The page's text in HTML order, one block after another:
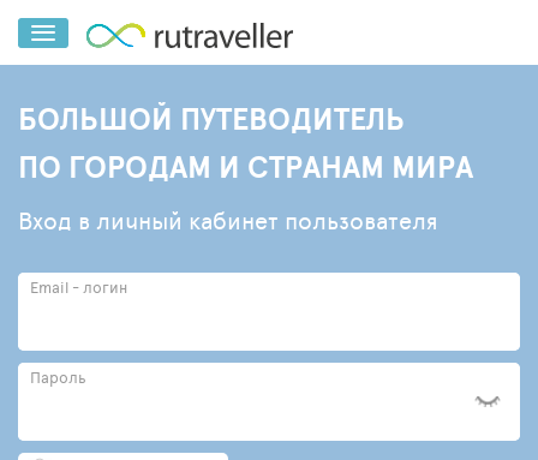
БОЛЬШОЙ ПУТЕВОДИТЕЛЬ
ПО ГОРОДАМ И СТРАНАМ МИРА
Вход в личный кабинет пользователя
Email - логин
Пароль